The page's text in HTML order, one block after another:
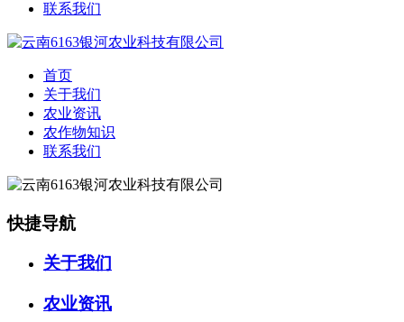
联系我们
首页
关于我们
农业资讯
农作物知识
联系我们
快捷导航
关于我们
农业资讯